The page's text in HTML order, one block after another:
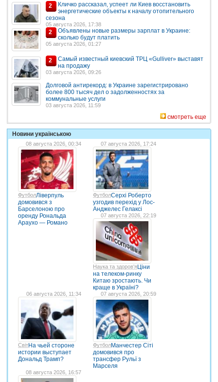
2
Кличко рассказал, успеет ли Киев восстановить
энергетические объекты к началу отопительного
сезона
05 августа 2026, 17:38
2
Объявлены новые размеры зарплат в Украине:
сколько будут платить
05 августа 2026, 01:27
2
Самый известный киевский ТРЦ «Gulliver» выставят
на продажу
03 августа 2026, 09:26
Долговой антирекорд: в Украине зарегистрировано
более 800 тысяч дел о задолженностях за
коммунальные услуги
03 августа 2026, 11:59
смотреть еще
Новини українською
08 августа 2026, 00:34
ФутболЛіверпуль
домовився з
Барселоною про
оренду Рональда
Араухо — Романо
07 августа 2026, 17:24
ФутболСерхі Роберто
узгодив перехід у Лос-
Анджелес Гелаксі
07 августа 2026, 22:19
Наука та здоров'яЦіни
на телеком-ринку
Китаю зростають. Чи
краще в Україні?
06 августа 2026, 11:34
СвітНа чьей стороне
истории выступает
Дональд Трамп?
07 августа 2026, 20:59
ФутболМанчестер Сіті
домовився про
трансфер Рульї з
Марселя
08 августа 2026, 16:57